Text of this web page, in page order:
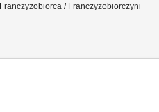
Franczyzobiorca / Franczyzobiorczyni